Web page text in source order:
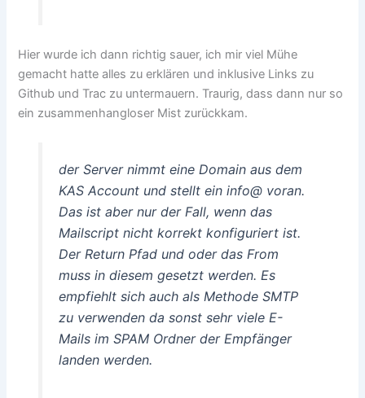
Hier wurde ich dann richtig sauer, ich mir viel Mühe
gemacht hatte alles zu erklären und inklusive Links zu
Github und Trac zu untermauern. Traurig, dass dann nur so
ein zusammenhangloser Mist zurückkam.
der Server nimmt eine Domain aus dem
KAS Account und stellt ein info@ voran.
Das ist aber nur der Fall, wenn das
Mailscript nicht korrekt konfiguriert ist.
Der Return Pfad und oder das From
muss in diesem gesetzt werden. Es
empfiehlt sich auch als Methode SMTP
zu verwenden da sonst sehr viele E-
Mails im SPAM Ordner der Empfänger
landen werden.